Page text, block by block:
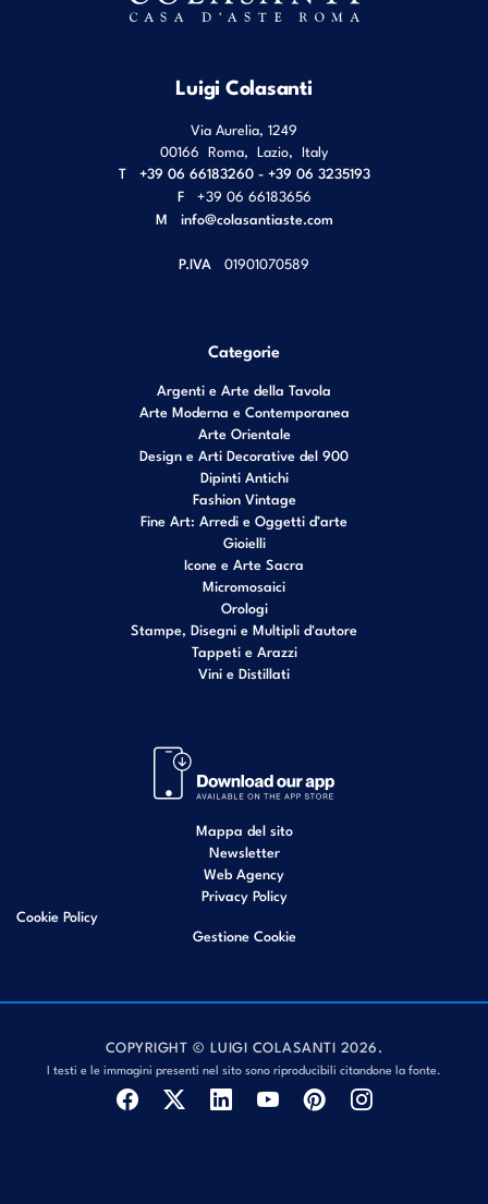
Luigi Colasanti
Via Aurelia, 1249
00166 Roma Lazio Italy
T
+39 06 66183260 - +39 06 3235193
F
+39 06 66183656
M info@colasantiaste.com
P.IVA 01901070589
Categorie
Argenti e Arte della Tavola
Arte Moderna e Contemporanea
Arte Orientale
Design e Arti Decorative del 900
Dipinti Antichi
Fashion Vintage
Fine Art: Arredi e Oggetti d’arte
Gioielli
Icone e Arte Sacra
Micromosaici
Orologi
Stampe, Disegni e Multipli d'autore
Tappeti e Arazzi
Vini e Distillati
Mappa del sito
Newsletter
Web Agency
Privacy Policy
Cookie Policy
Gestione Cookie
COPYRIGHT © LUIGI COLASANTI 2026.
I testi e le immagini presenti nel sito sono riproducibili citandone la fonte.